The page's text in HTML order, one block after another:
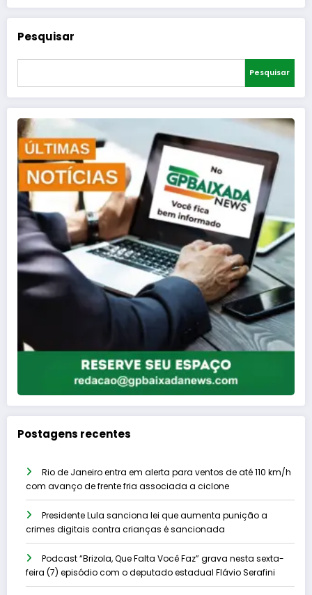
Pesquisar
Pesquisar
Postagens recentes
Rio de Janeiro entra em alerta para ventos de até 110 km/h
com avanço de frente fria associada a ciclone
Presidente Lula sanciona lei que aumenta punição a
crimes digitais contra crianças é sancionada
Podcast “Brizola, Que Falta Você Faz” grava nesta sexta-
feira (7) episódio com o deputado estadual Flávio Serafini